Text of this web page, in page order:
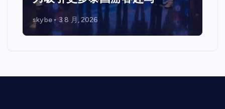
skybe 7 7 月, 2026